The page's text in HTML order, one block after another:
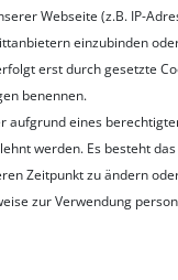
Webseite (z.B. IP-
einzubinden
erst durch gesetzte
benennen.
aufgrund eines
werden. Es besteht das
Zeitpunkt zu ändern
zur Verwendung